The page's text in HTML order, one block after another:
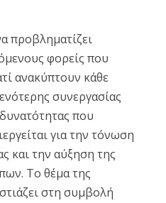
προβληματίζει
φορείς που
ανακύπτουν κάθε
συνεργασίας
που
για την τόνωση
και την αύξηση της
Το θέμα της
στη συμβολή